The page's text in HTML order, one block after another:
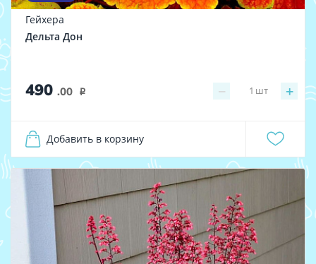
Гейхера
Дельта Дон
490 .00 i − +
1 шт
Добавить в корзину